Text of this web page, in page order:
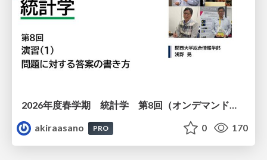
2026年度春学期 統計学 第8回（オンデマンド配信回） 演習（１）・問題に対する答案の書き方 (2026. 5. 21)
akiraasano
PRO 0 170